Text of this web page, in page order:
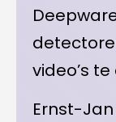
video’s
Ernst-